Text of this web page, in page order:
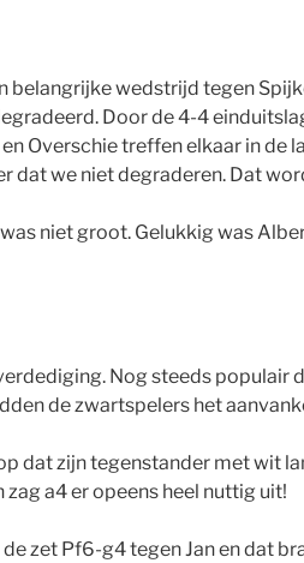
belangrijke wedstrijd tegen
Door de 4-4
Overschie treffen elkaar in
dat we niet degraderen. Dat
niet groot. Gelukkig was
Nog steeds populair
de zwartspelers het
dat zijn tegenstander met wit
a4 er opeens heel nuttig uit!
zet Pf6-g4 tegen Jan en dat